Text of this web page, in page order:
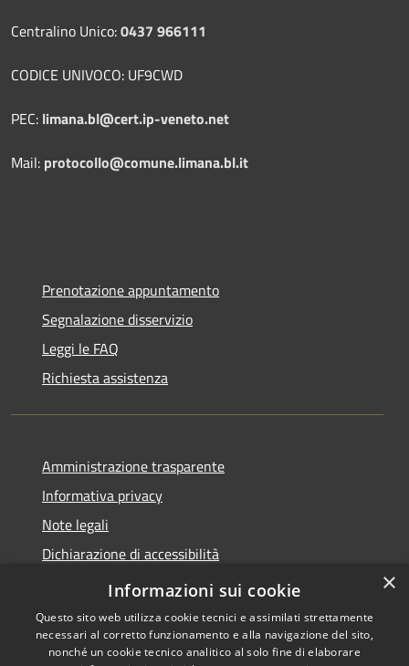
Centralino Unico:0437 966111
CODICE UNIVOCO: UF9CWD
PEC: limana.bl@cert.ip-veneto.net
Mail: protocollo@comune.limana.bl.it
Prenotazione appuntamento
Segnalazione disservizio
Leggi le FAQ
Richiesta assistenza
Amministrazione trasparente
Informativa privacy
Note legali
Dichiarazione di accessibilità
Moduli Privacy Amministrazione trasparente
×
Informazioni sui cookie
Questo sito web utilizza cookie tecnici e assimilati strettamente
necessari al corretto funzionamento e alla navigazione del sito,
nonché un cookie tecnico analitico al solo fine di elaborare